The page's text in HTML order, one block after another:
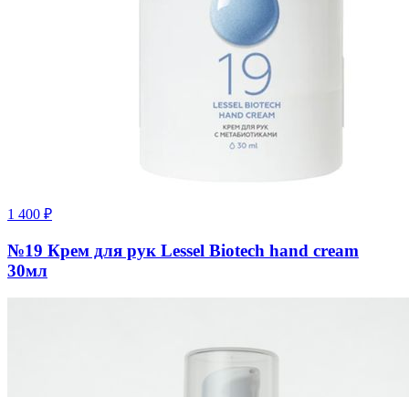
1 400 ₽
№19 Крем для рук Lessel Biotech hand cream
30мл